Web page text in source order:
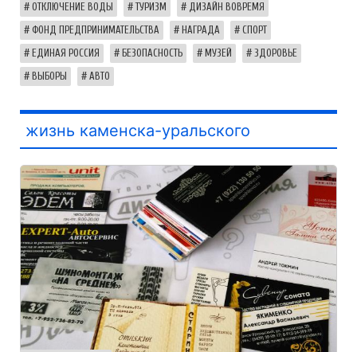
ОТКЛЮЧЕНИЕ ВОДЫ ТУРИЗМ ДИЗАЙН ВОВРЕМЯ
ФОНД ПРЕДПРИНИМАТЕЛЬСТВА НАГРАДА СПОРТ
ЕДИНАЯ РОССИЯ БЕЗОПАСНОСТЬ МУЗЕЙ ЗДОРОВЬЕ
ВЫБОРЫ АВТО
жизнь каменска-уральского